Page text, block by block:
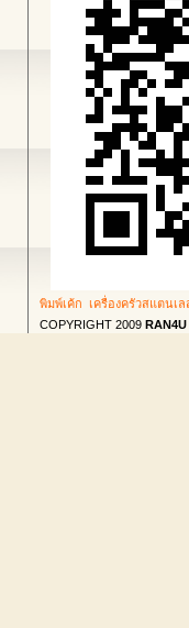
พิมพ์เค้ก เครื่องครัวสแตนเ
COPYRIGHT 2009 RAN4U